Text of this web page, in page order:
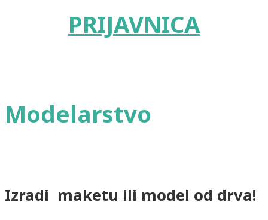
PRIJAVNICA
Modelarstvo
Izradi maketu ili model od drva!